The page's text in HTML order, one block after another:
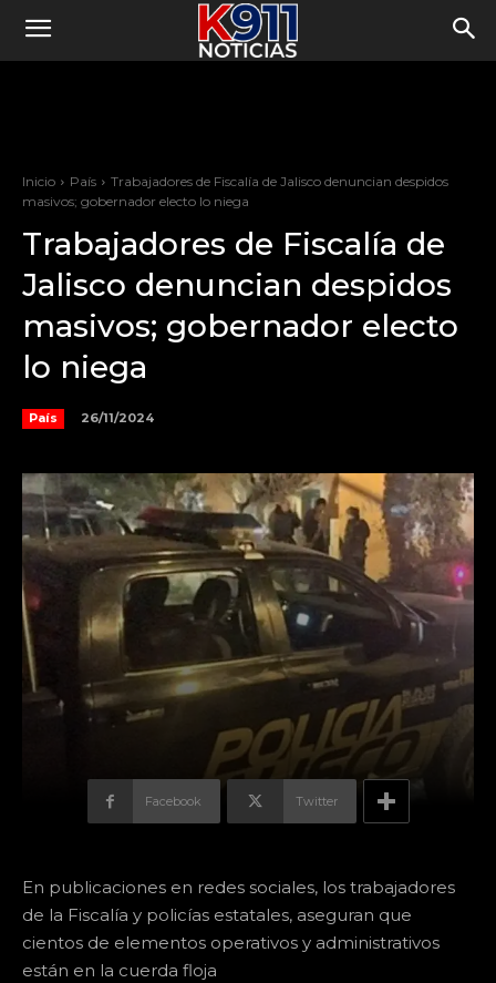
Inicio País
Trabajadores de Fiscalía de Jalisco denuncian despidos
masivos; gobernador electo lo niega
Trabajadores de Fiscalía de
Jalisco denuncian despidos
masivos; gobernador electo
lo niega
País 26/11/2024
Facebook Twitter
En publicaciones en redes sociales, los trabajadores
de la Fiscalía y policías estatales, aseguran que
cientos de elementos operativos y administrativos
están en la cuerda floja